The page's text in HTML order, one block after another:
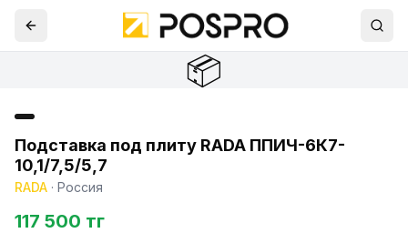
📦
Подставка под плиту RADA ППИЧ-6К7-
10,1/7,5/5,7
RADA · Россия
117 500 тг